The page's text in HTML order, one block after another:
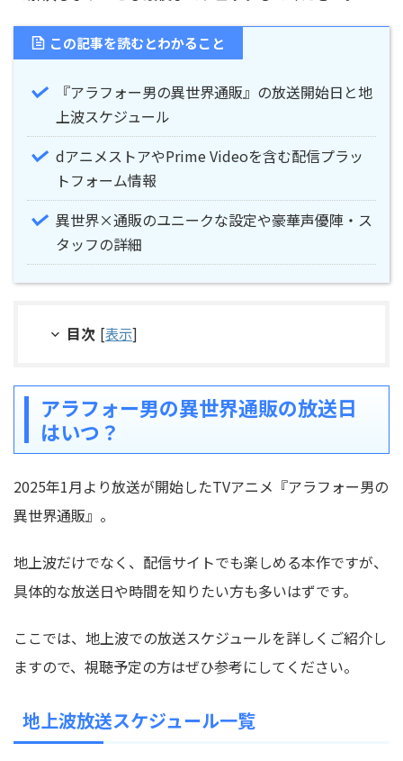
この記事を読むとわかること
『アラフォー男の異世界通販』の放送開始日と地
上波スケジュール
dアニメストアやPrime Videoを含む配信プラッ
トフォーム情報
異世界×通販のユニークな設定や豪華声優陣・ス
タッフの詳細
目次 [表示]
アラフォー男の異世界通販の放送日
はいつ？
2025年1月より放送が開始したTVアニメ『アラフォー男の
異世界通販』。
地上波だけでなく、配信サイトでも楽しめる本作ですが、
具体的な放送日や時間を知りたい方も多いはずです。
ここでは、地上波での放送スケジュールを詳しくご紹介し
ますので、視聴予定の方はぜひ参考にしてください。
地上波放送スケジュール一覧